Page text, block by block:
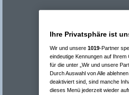
Ihre Privatsphäre ist
Wir und unsere 1019-Partner
eindeutige Kennungen auf
für die unter „Wir und unsere
Durch Auswahl von Alle
deaktiviert sind, sind manche
dieses Menü jederzeit wieder